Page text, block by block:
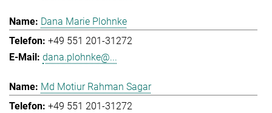
Dana Marie Plohnke
+49 551 201-31272
dana.plohnke@...
Md Motiur Rahman Sagar
+49 551 201-31272